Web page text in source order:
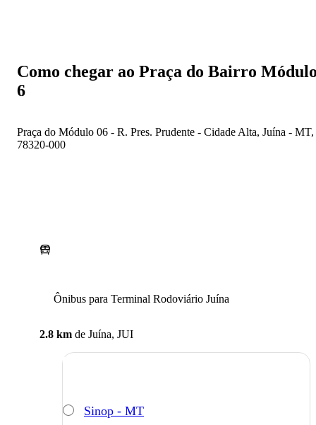
Como chegar ao Praça do Bairro
6
Praça do Módulo 06 - R. Pres. Prudente - Cidade Alta, Juína - MT,
78320-000
Ônibus para Terminal Rodoviário Juína
2.8 km de Juína, JUI
Sinop - MT